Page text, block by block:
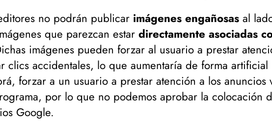
no podrán publicar imágenes engañosasal
que parezcan estar directamente asociadas
imágenes pueden forzar al usuario a prestar
clics accidentales, lo que aumentaría de forma artificial
forzar a un usuario a prestar atención a los anuncios
por lo que no podemos aprobar la colocación
Google.